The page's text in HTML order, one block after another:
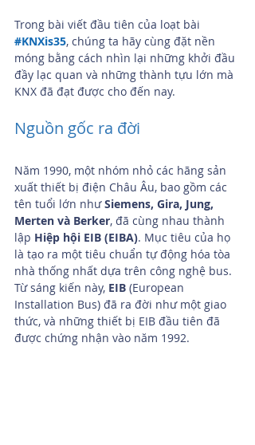
Trong bài viết đầu tiên của loạt bài
#KNXis35, chúng ta hãy cùng đặt nền
móng bằng cách nhìn lại những khởi đầu
đầy lạc quan và những thành tựu lớn mà
KNX đã đạt được cho đến nay.
Nguồn gốc ra đời
Năm 1990, một nhóm nhỏ các hãng sản
xuất thiết bị điện Châu Âu, bao gồm các
tên tuổi lớn như Siemens, Gira, Jung,
Merten và Berker, đã cùng nhau thành
lập Hiệp hội EIB (EIBA). Mục tiêu của họ
là tạo ra một tiêu chuẩn tự động hóa tòa
nhà thống nhất dựa trên công nghệ bus.
Từ sáng kiến này, EIB (European
Installation Bus) đã ra đời như một giao
thức, và những thiết bị EIB đầu tiên đã
được chứng nhận vào năm 1992.